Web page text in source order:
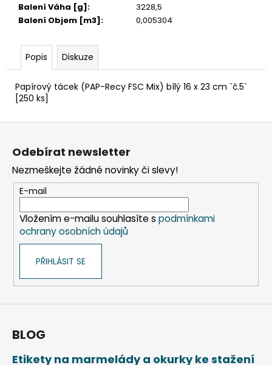
Balení Váha [g]:
3228,5
Balení Objem [m3]: 0,005304
Popis Diskuze
Papírový tácek (PAP-Recy FSC Mix) bílý 16 x 23 cm `č.5`
[250 ks]
POPISOVAČ
MAGNETKY
65
Z
Odebírat newsletter
Nezmeškejte žádné novinky či slevy!
E-mail
Vložením e-mailu souhlasíte s podmínkami
ochrany osobních údajů
PŘIHLÁSIT SE
BLOG
Etikety na marmelády a okurky ke stažení